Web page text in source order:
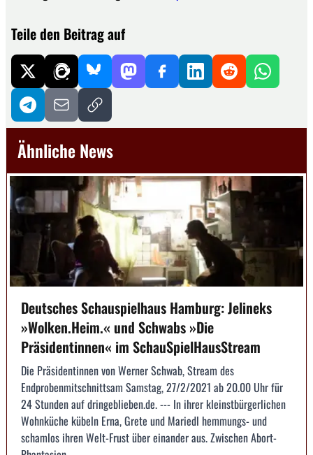
Teile den Beitrag auf
Ähnliche News
Deutsches Schauspielhaus Hamburg: Jelineks
»Wolken.Heim.« und Schwabs »Die
Präsidentinnen« im SchauSpielHausStream
Die Präsidentinnen von Werner Schwab, Stream des
Endprobenmitschnittsam Samstag, 27/2/2021 ab 20.00 Uhr für
24 Stunden auf dringeblieben.de. --- In ihrer kleinstbürgerlichen
Wohnküche kübeln Erna, Grete und Mariedl hemmungs- und
schamlos ihren Welt-Frust über einander aus. Zwischen Abort-